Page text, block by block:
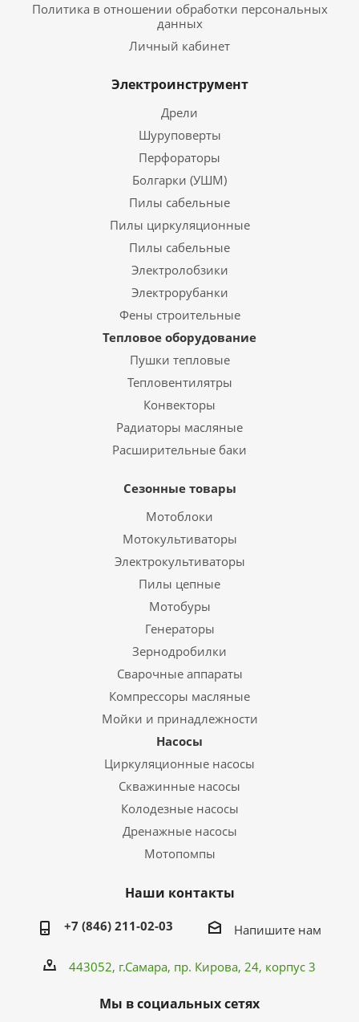
Политика в отношении обработки персональных
данных
Личный кабинет
Электроинструмент
Дрели
Шуруповерты
Перфораторы
Болгарки (УШМ)
Пилы сабельные
Пилы циркуляционные
Пилы сабельные
Электролобзики
Электрорубанки
Фены строительные
Тепловое оборудование
Пушки тепловые
Тепловентилятры
Конвекторы
Радиаторы масляные
Расширительные баки
Сезонные товары
Мотоблоки
Мотокультиваторы
Электрокультиваторы
Пилы цепные
Мотобуры
Генераторы
Зернодробилки
Сварочные аппараты
Компрессоры масляные
Мойки и принадлежности
Насосы
Циркуляционные насосы
Скважинные насосы
Колодезные насосы
Дренажные насосы
Мотопомпы
Наши контакты
+7 (846) 211-02-03 Напишите нам
443052, г.Самара, пр. Кирова, 24, корпус 3
Мы в социальных сетях